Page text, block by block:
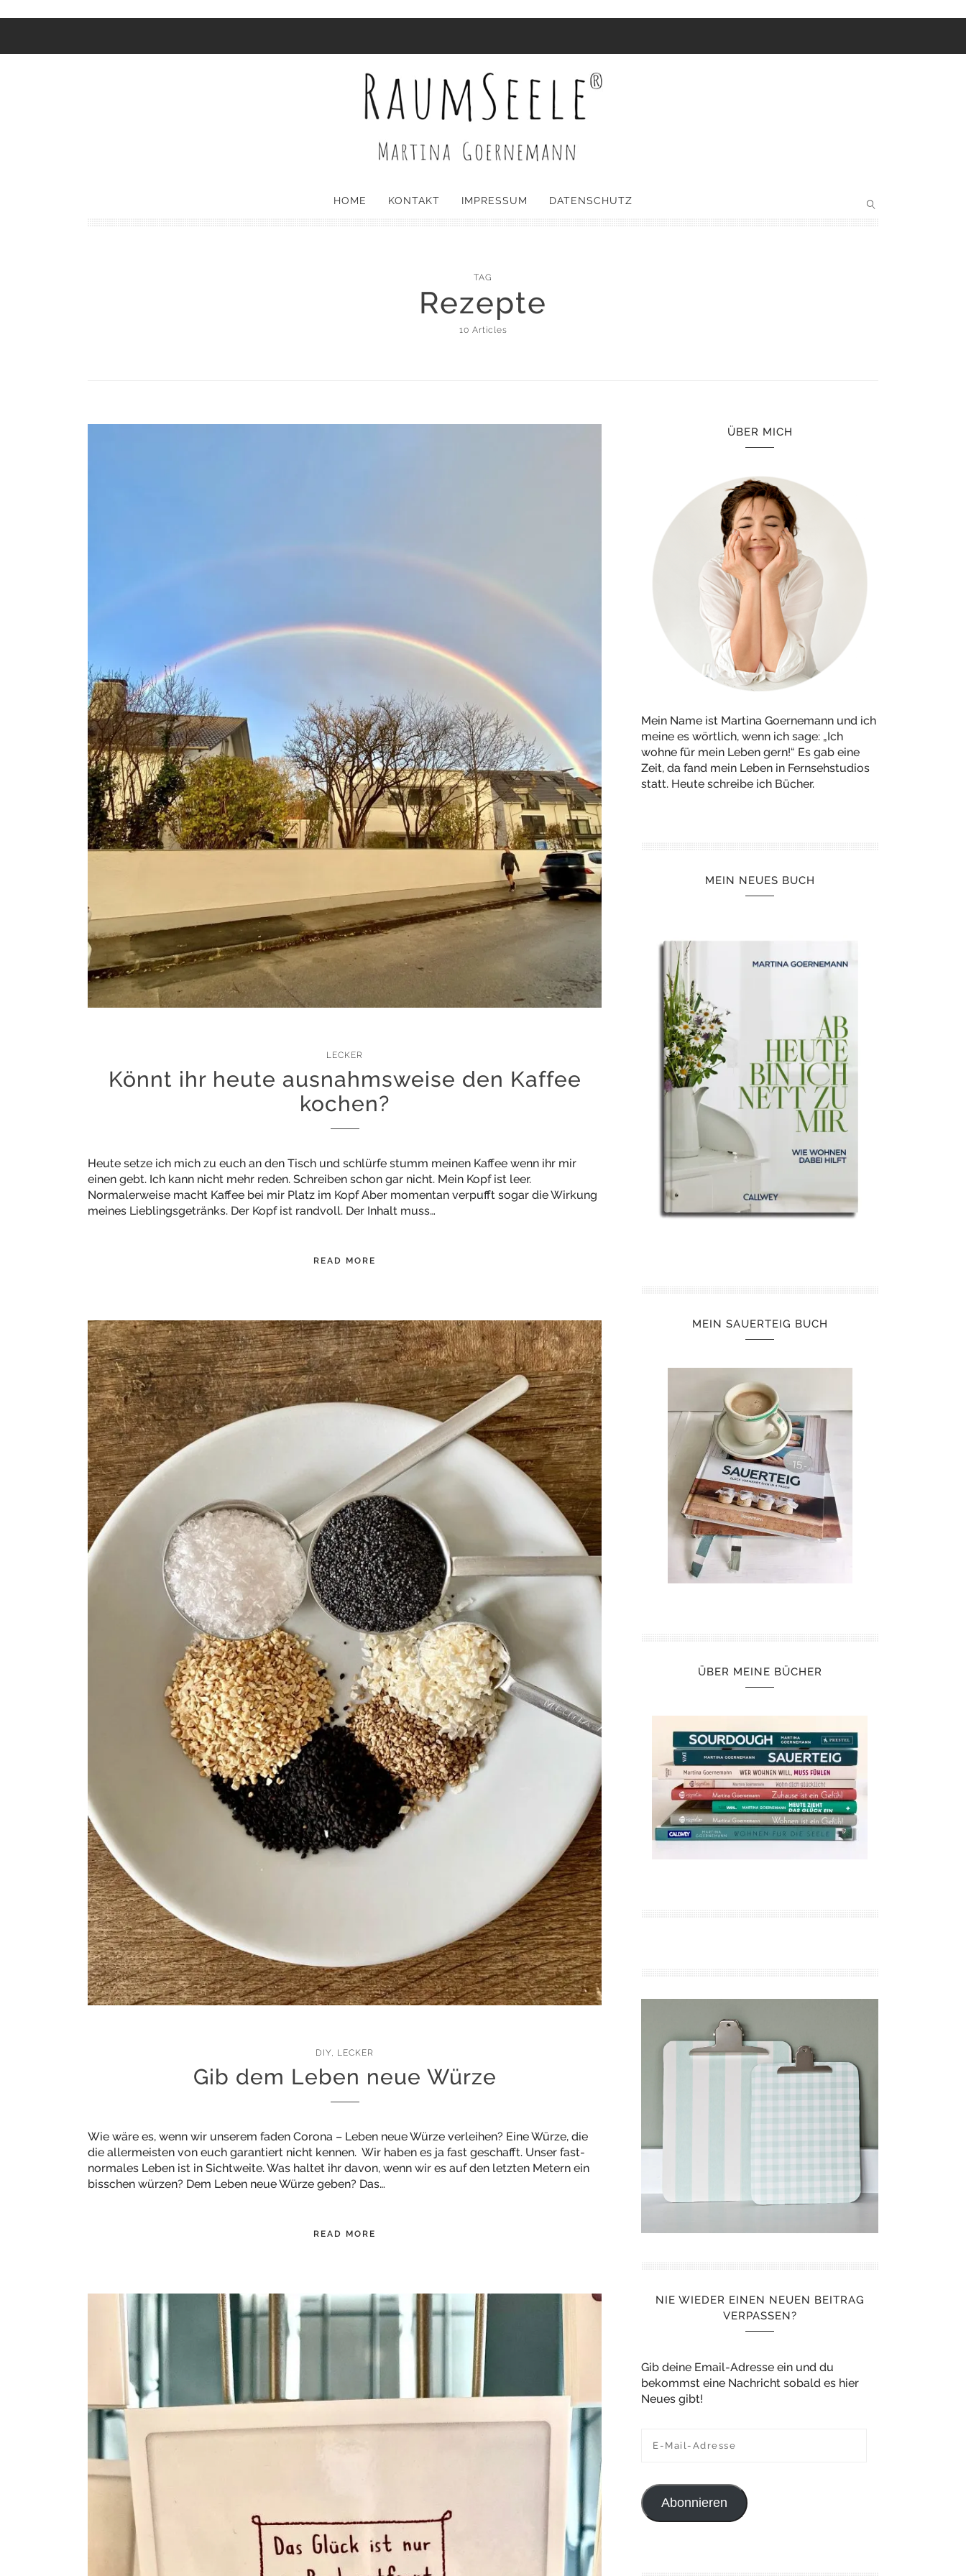
HOME KONTAKT IMPRESSUM DATENSCHUTZ
TAG
Rezepte
10 Articles
LECKER
Könnt ihr heute ausnahmsweise den Kaffee
kochen?
Heute setze ich mich zu euch an den Tisch und schlürfe stumm meinen Kaffee wenn ihr mir
einen gebt. Ich kann nicht mehr reden. Schreiben schon gar nicht. Mein Kopf ist leer.
Normalerweise macht Kaffee bei mir Platz im Kopf Aber momentan verpufft sogar die Wirkung
meines Lieblingsgetränks. Der Kopf ist randvoll. Der Inhalt muss…
READ MORE
DIY, LECKER
Gib dem Leben neue Würze
Wie wäre es, wenn wir unserem faden Corona – Leben neue Würze verleihen? Eine Würze, die
die allermeisten von euch garantiert nicht kennen. Wir haben es ja fast geschafft. Unser fast-
normales Leben ist in Sichtweite. Was haltet ihr davon, wenn wir es auf den letzten Metern ein
bisschen würzen? Dem Leben neue Würze geben? Das…
READ MORE
ÜBER MICH
Mein Name ist Martina Goernemann und ich
meine es wörtlich, wenn ich sage: „Ich
wohne für mein Leben gern!“ Es gab eine
Zeit, da fand mein Leben in Fernsehstudios
statt. Heute schreibe ich Bücher.
MEIN NEUES BUCH
MEIN SAUERTEIG BUCH
ÜBER MEINE BÜCHER
NIE WIEDER EINEN NEUEN BEITRAG
VERPASSEN?
Gib deine Email-Adresse ein und du
bekommst eine Nachricht sobald es hier
Neues gibt!
Abonnieren